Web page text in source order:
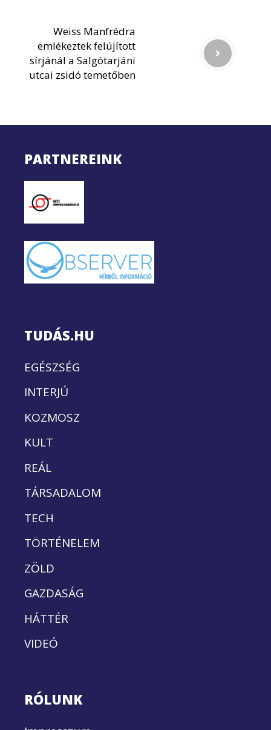
Weiss Manfrédra
emlékeztek felújított
sírjánál a Salgótarjáni
utcai zsidó temetőben
PARTNEREINK
TUDÁS.HU
EGÉSZSÉG
INTERJÚ
KOZMOSZ
KULT
REÁL
TÁRSADALOM
TECH
TÖRTÉNELEM
ZÖLD
GAZDASÁG
HÁTTÉR
VIDEÓ
RÓLUNK